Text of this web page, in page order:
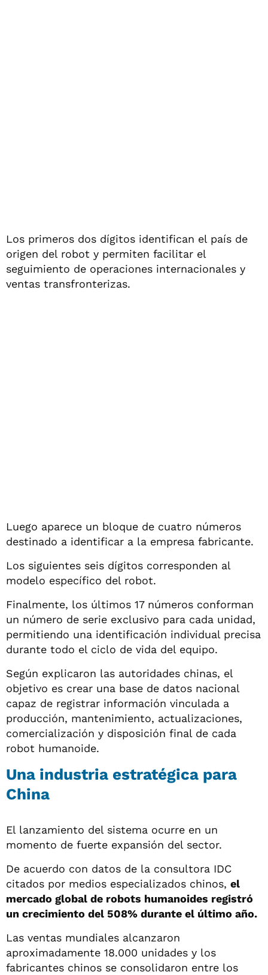
Los primeros dos dígitos identifican el país de
origen del robot y permiten facilitar el
seguimiento de operaciones internacionales y
ventas transfronterizas.
Luego aparece un bloque de cuatro números
destinado a identificar a la empresa fabricante.
Los siguientes seis dígitos corresponden al
modelo específico del robot.
Finalmente, los últimos 17 números conforman
un número de serie exclusivo para cada unidad,
permitiendo una identificación individual precisa
durante todo el ciclo de vida del equipo.
Según explicaron las autoridades chinas, el
objetivo es crear una base de datos nacional
capaz de registrar información vinculada a
producción, mantenimiento, actualizaciones,
comercialización y disposición final de cada
robot humanoide.
Una industria estratégica para
China
El lanzamiento del sistema ocurre en un
momento de fuerte expansión del sector.
De acuerdo con datos de la consultora IDC
citados por medios especializados chinos, el
mercado global de robots humanoides registró
un crecimiento del 508% durante el último año.
Las ventas mundiales alcanzaron
aproximadamente 18.000 unidades y los
fabricantes chinos se consolidaron entre los